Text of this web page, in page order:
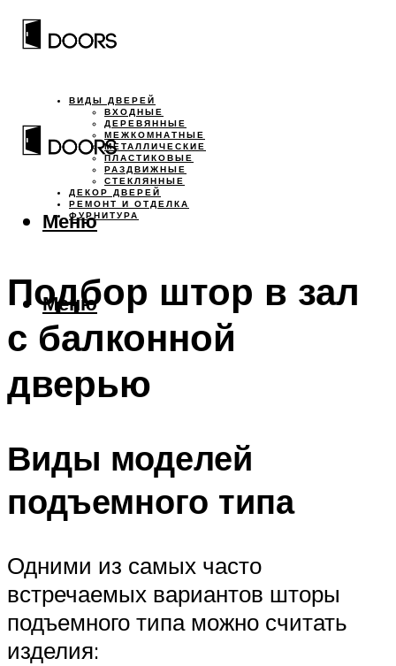
ВИДЫ ДВЕРЕЙ
ВХОДНЫЕ
ДЕРЕВЯННЫЕ
МЕЖКОМНАТНЫЕ
МЕТАЛЛИЧЕСКИЕ
ПЛАСТИКОВЫЕ
РАЗДВИЖНЫЕ
СТЕКЛЯННЫЕ
ДЕКОР ДВЕРЕЙ
РЕМОНТ И ОТДЕЛКА
ФУРНИТУРА
Меню
Меню
Подбор штор в зал
с балконной
дверью
Виды моделей
подъемного типа
Одними из самых часто
встречаемых вариантов шторы
подъемного типа можно считать
изделия: